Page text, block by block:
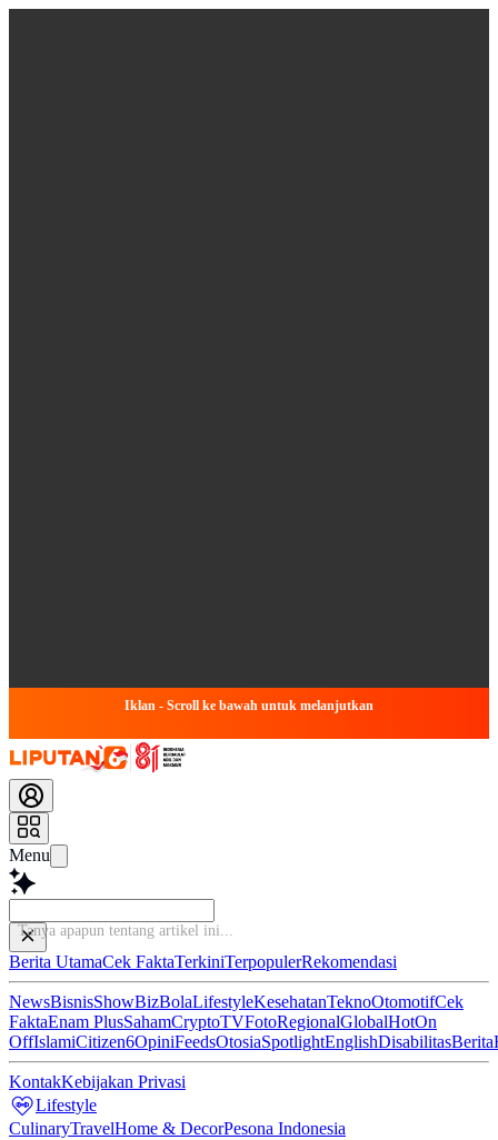
Iklan - Scroll ke bawah untuk melanjutkan
Menu
T
Berita UtamaCek FaktaTerkiniTerpopulerRekomendasi
NewsBisnisShowBizBolaLifestyleKesehatanTeknoOtomotifCek
FaktaEnam PlusSahamCryptoTVFotoRegionalGlobalHotOn
OffIslamiCitizen6OpiniFeedsOtosiaSpotlightEnglishDisabilitasBerita
KontakKebijakan Privasi
Lifestyle
CulinaryTravelHome & DecorPesona Indonesia